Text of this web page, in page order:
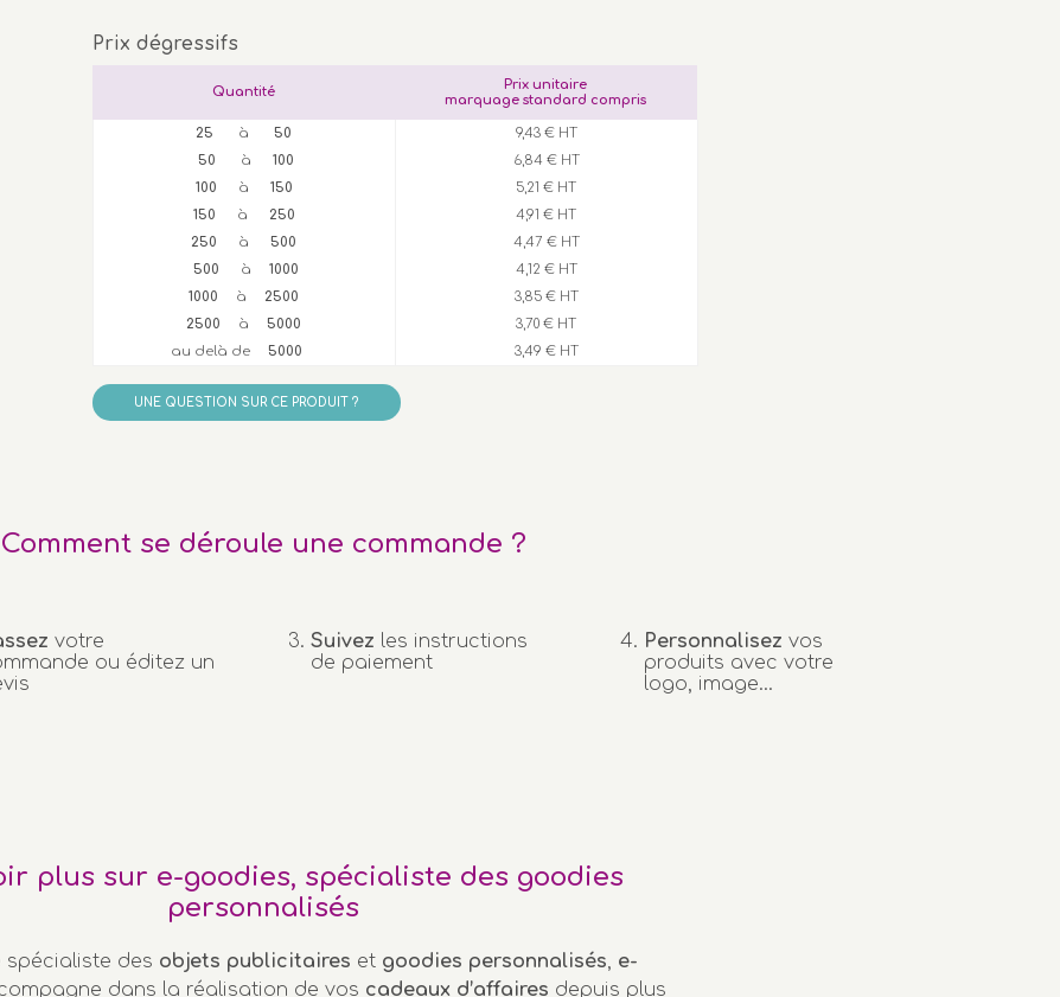
Prix dégressifs
Quantité
Prix unitaire
marquage standard compris
25 à50
9,43 € HT
50 à 100
6,84 € HT
100 à 150
5,21 € HT
150 à 250
4,91 € HT
250 à500
4,47 € HT
500 à 1000
4,12 € HT
1000 à 2500
3,85 € HT
2500 à5000
3,70 € HT
au delà de5000 3,49 € HT
UNE QUESTION SUR CE PRODUIT ?
Comment se déroule une commande ?
votre
ou éditez un
Suivez les instructions
de paiement
Personnalisez vos
produits avec votre
logo, image...
plus sur e-goodies, spécialiste des goodies
personnalisés
spécialiste des objets publicitaires et goodies personnalisés, e-
dans la réalisation de vos cadeaux d’affaires depuis plus